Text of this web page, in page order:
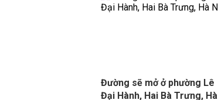
Đường sẽ mở ở phường Lê
Đại Hành, Hai Bà Trưng, Hà